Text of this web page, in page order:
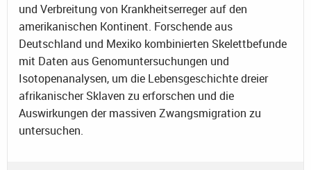
und Verbreitung von Krankheitserreger auf den
amerikanischen Kontinent. Forschende aus
Deutschland und Mexiko kombinierten Skelettbefunde
mit Daten aus Genomuntersuchungen und
Isotopenanalysen, um die Lebensgeschichte dreier
afrikanischer Sklaven zu erforschen und die
Auswirkungen der massiven Zwangsmigration zu
untersuchen.